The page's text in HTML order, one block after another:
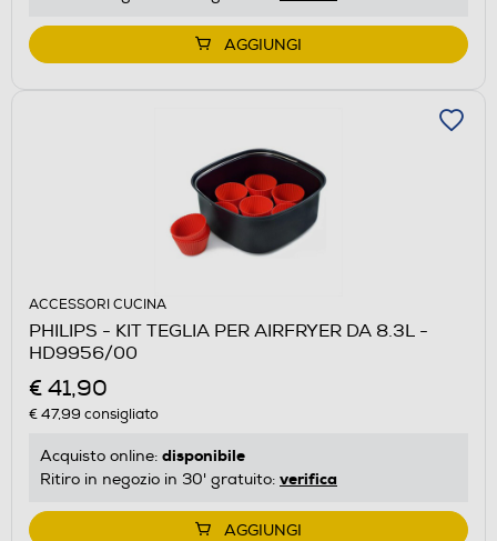
AGGIUNGI
ACCESSORI CUCINA
PHILIPS - KIT TEGLIA PER AIRFRYER DA 8.3L -
HD9956/00
€ 41,90
€ 47,99 consigliato
Acquisto online: disponibile
Ritiro in negozio in 30' gratuito: verifica
AGGIUNGI